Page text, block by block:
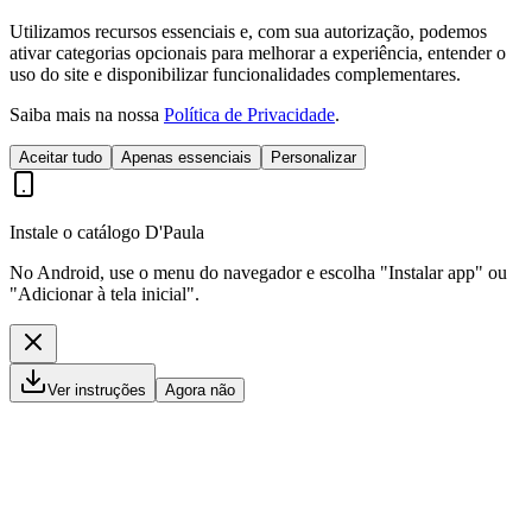
Utilizamos recursos essenciais e, com sua autorização, podemos
ativar categorias opcionais para melhorar a experiência, entender o
uso do site e disponibilizar funcionalidades complementares.
Saiba mais na nossa Política de Privacidade.
Aceitar tudo Apenas essenciais Personalizar
Instale o catálogo D'Paula
No Android, use o menu do navegador e escolha "Instalar app" ou
"Adicionar à tela inicial".
Ver instruções Agora não